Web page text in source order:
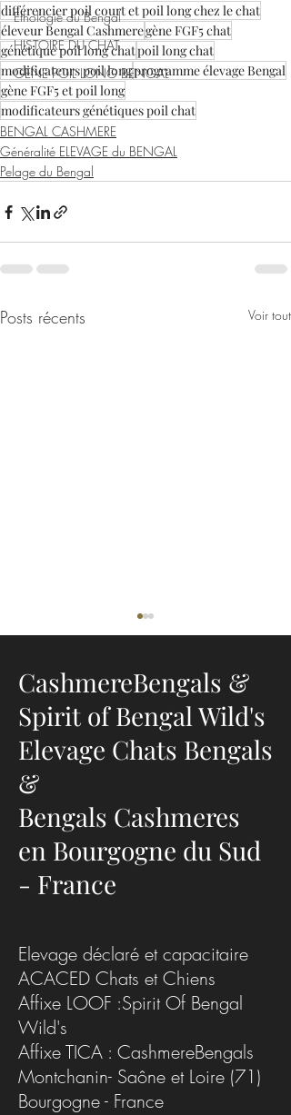
Ethologie du Bengal
HISTOIRE DU CHAT
GENE POIL LONG BENGAL
différencier poil court et poil long chez le chat
éleveur Bengal Cashmeregène FGF5 chat
génétique poil long chatpoil long chat
modificateurs poil longprogramme élevage Bengal
gène FGF5 et poil long
modificateurs génétiques poil chat
BENGAL CASHMERE
Généralité ELEVAGE du BENGAL
Pelage du Bengal
Posts récents Voir tout
🐆 Bengal Cashmere : le
qui fait sensation en 2025
CashmereBengals &
Spirit of Bengal Wild's
Elevage Chats Bengals
&
Bengals Cashmeres
en Bourgogne du Sud
- France
Elevage déclaré et capacitaire
ACACED Chats et Chiens
Affixe LOOF :Spirit Of Bengal
Wild's
Affixe TICA : CashmereBengals
Montchanin- Saône et Loire (71)
Bourgogne - France